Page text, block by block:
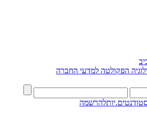
הפקולטה למדעי החברה
להרשמה